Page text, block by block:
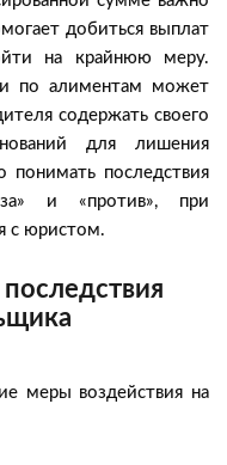
добиться выплат
на крайнюю меру.
по алиментам может
содержать своего
для лишения
понимать последствия
и «против», при
с юристом.
меры воздействия на